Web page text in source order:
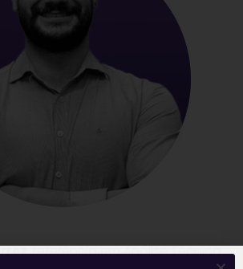
, referência em Análise Técnica